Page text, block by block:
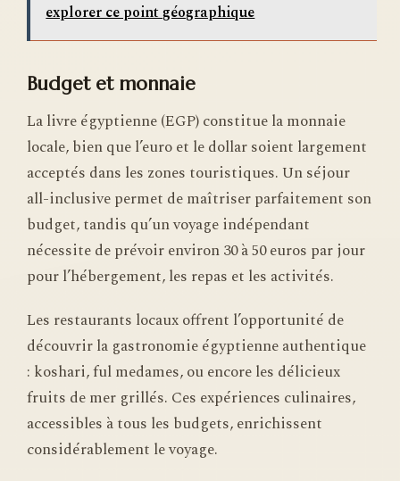
explorer ce point géographique
Budget et monnaie
La livre égyptienne (EGP) constitue la monnaie
locale, bien que l’euro et le dollar soient largement
acceptés dans les zones touristiques. Un séjour
all-inclusive permet de maîtriser parfaitement son
budget, tandis qu’un voyage indépendant
nécessite de prévoir environ 30 à 50 euros par jour
pour l’hébergement, les repas et les activités.
Les restaurants locaux offrent l’opportunité de
découvrir la gastronomie égyptienne authentique
: koshari, ful medames, ou encore les délicieux
fruits de mer grillés. Ces expériences culinaires,
accessibles à tous les budgets, enrichissent
considérablement le voyage.